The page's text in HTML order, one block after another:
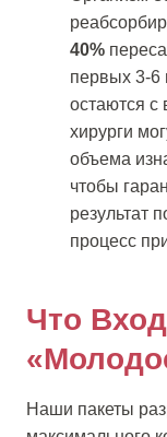
40%
первых 3-6
остаются с
хирурги
объема
чтобы
результат
процесс
Что
Наши пакеты